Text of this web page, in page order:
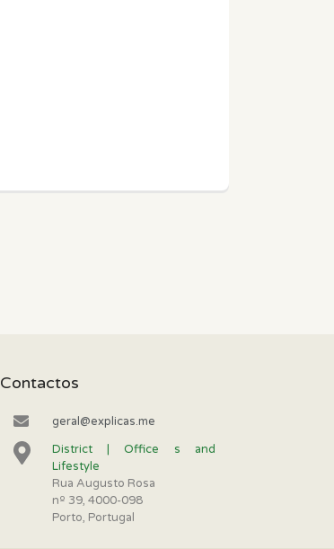
Contactos
geral@explicas.me
District | Office s and
Lifestyle
Rua Augusto Rosa
nº 39, 4000-098
Porto, Portugal